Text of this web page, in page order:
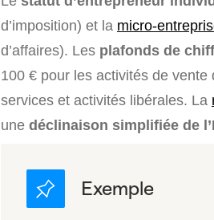
d’imposition) et la micro-
d’affaires). Les plafonds de
100 € pour les activités de
services et activités libérales. La
une déclinaison simplifiée de